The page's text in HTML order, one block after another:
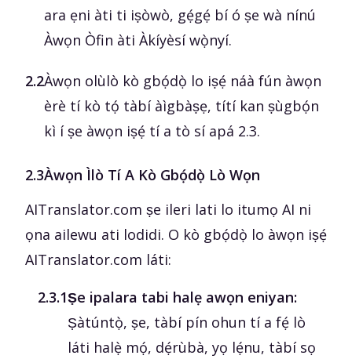
ara ẹni àti ti iṣòwò, gẹ́gẹ́ bí ó ṣe wà nínú
Àwọn Òfin àti Àkíyèsí wọ̀nyí.
2.2Àwọn olùlò kò gbọ́dọ̀ lo iṣẹ́ náà fún àwọn
èrè tí kò tọ́ tàbí àìgbàṣẹ, títí kan ṣùgbọ́n
kì í ṣe àwọn iṣẹ́ tí a tò sí apá 2.3.
2.3Àwọn Ìlò Tí A Kò Gbọ́dọ̀ Lò Wọn
AITranslator.com ṣe ileri lati lo itumọ AI ni
ọna ailewu ati lodidi. O kò gbọ́dọ̀ lo àwọn iṣẹ́
AITranslator.com láti:
‎2.3.1Ṣe ipalara tabi halẹ awọn eniyan:
Ṣàtúntọ̀, ṣe, tàbí pín ohun tí a fẹ́ lò
láti halẹ̀ mọ́, dẹ́rùbà, yọ lẹ́nu, tàbí sọ